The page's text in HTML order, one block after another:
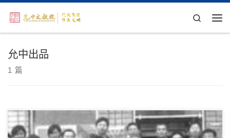
Skip to content
Search
允中出品
1 篇